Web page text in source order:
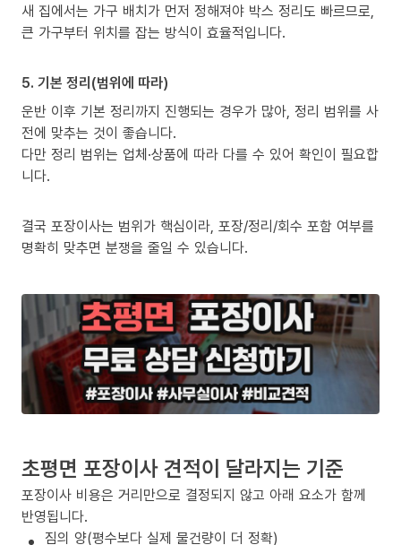
새 집에서는 가구 배치가 먼저 정해져야 박스 정리도 빠르므로,
큰 가구부터 위치를 잡는 방식이 효율적입니다.
5. 기본 정리(범위에 따라)
운반 이후 기본 정리까지 진행되는 경우가 많아, 정리 범위를 사
전에 맞추는 것이 좋습니다.
다만 정리 범위는 업체·상품에 따라 다를 수 있어 확인이 필요합
니다.
결국 포장이사는 범위가 핵심이라, 포장/정리/회수 포함 여부를
명확히 맞추면 분쟁을 줄일 수 있습니다.
초평면 포장이사 견적이 달라지는 기준
포장이사 비용은 거리만으로 결정되지 않고 아래 요소가 함께
반영됩니다.
짐의 양(평수보다 실제 물건량이 더 정확)